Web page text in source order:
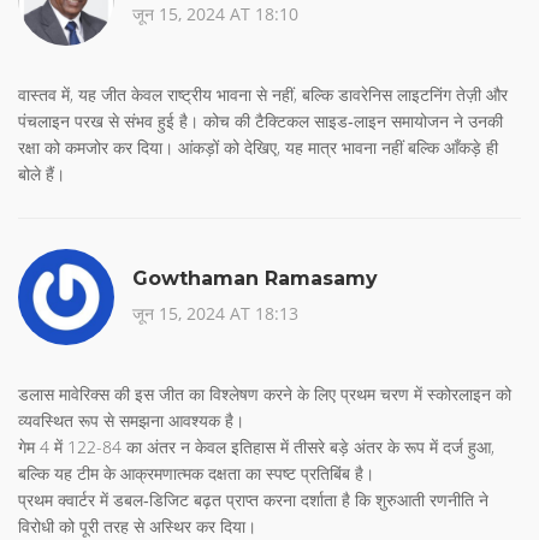
जून 15, 2024 AT 18:10
वास्तव में, यह जीत केवल राष्ट्रीय भावना से नहीं, बल्कि डावरेनिस लाइटनिंग तेज़ी और
पंचलाइन परख से संभव हुई है। कोच की टैक्टिकल साइड‑लाइन समायोजन ने उनकी
रक्षा को कमजोर कर दिया। आंकड़ों को देखिए, यह मात्र भावना नहीं बल्कि आँकड़े ही
बोले हैं।
Gowthaman Ramasamy
जून 15, 2024 AT 18:13
डलास मावेरिक्स की इस जीत का विश्लेषण करने के लिए प्रथम चरण में स्कोरलाइन को
व्यवस्थित रूप से समझना आवश्यक है।
गेम 4 में 122-84 का अंतर न केवल इतिहास में तीसरे बड़े अंतर के रूप में दर्ज हुआ,
बल्कि यह टीम के आक्रमणात्मक दक्षता का स्पष्ट प्रतिबिंब है।
प्रथम क्वार्टर में डबल‑डिजिट बढ़त प्राप्त करना दर्शाता है कि शुरुआती रणनीति ने
विरोधी को पूरी तरह से अस्थिर कर दिया।